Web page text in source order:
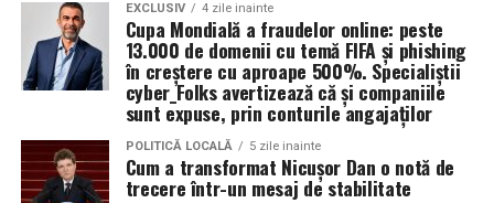
EXCLUSIV 4 zile inainte
Cupa Mondială a fraudelor online: peste
13.000 de domenii cu temă FIFA și phishing
în creștere cu aproape 500%. Specialiștii
cyber_Folks avertizează că și companiile
sunt expuse, prin conturile angajaților
POLITICĂ LOCALĂ 5 zile inainte
Cum a transformat Nicușor Dan o notă de
trecere într-un mesaj de stabilitate